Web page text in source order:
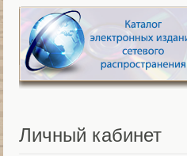
Личный кабинет